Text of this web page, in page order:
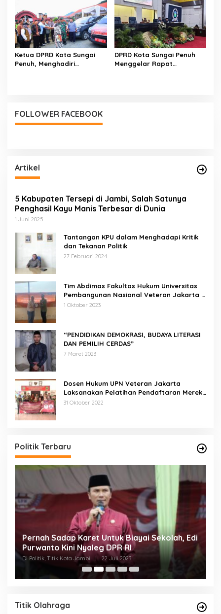
Ketua DPRD Kota Sungai
Penuh, Menghadiri
DPRD Kota Sungai Penuh
Menggelar Rapat
FOLLOWER FACEBOOK
Artikel
5 Kabupaten Tersepi di Jambi, Salah Satunya
Penghasil Kayu Manis Terbesar di Dunia
1 Juni 2025
Tantangan KPU dalam Menghadapi Kritik
dan Tekanan Politik
27 Februari 2024
Tim Abdimas Fakultas Hukum Universitas
Pembangunan Nasional Veteran Jakarta
Melakukan Pendampingan dan
1 Oktober 2023
“PENDIDIKAN DEMOKRASI, BUDAYA LITERASI
DAN PEMILIH CERDAS”
7 Maret 2023
Dosen Hukum UPN Veteran Jakarta
Laksanakan Pelatihan Pendaftaran Merek
di Desa Jatisura Kabupaten Indramayu
31 Oktober 2022
Politik Terbaru
Pernah Sadap Karet Untuk Biayai Sekolah, Edi
Purwanto Kini Nyaleg DPR RI
Di Politik, Titik Kota Jambi | 22 Juli 2023
Titik Olahraga